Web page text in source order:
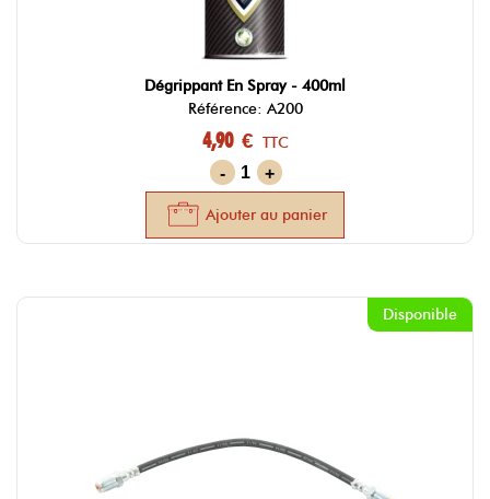
Dégrippant En Spray - 400ml
Référence: A200
4,90 € TTC
-
+
Ajouter au panier
Disponible